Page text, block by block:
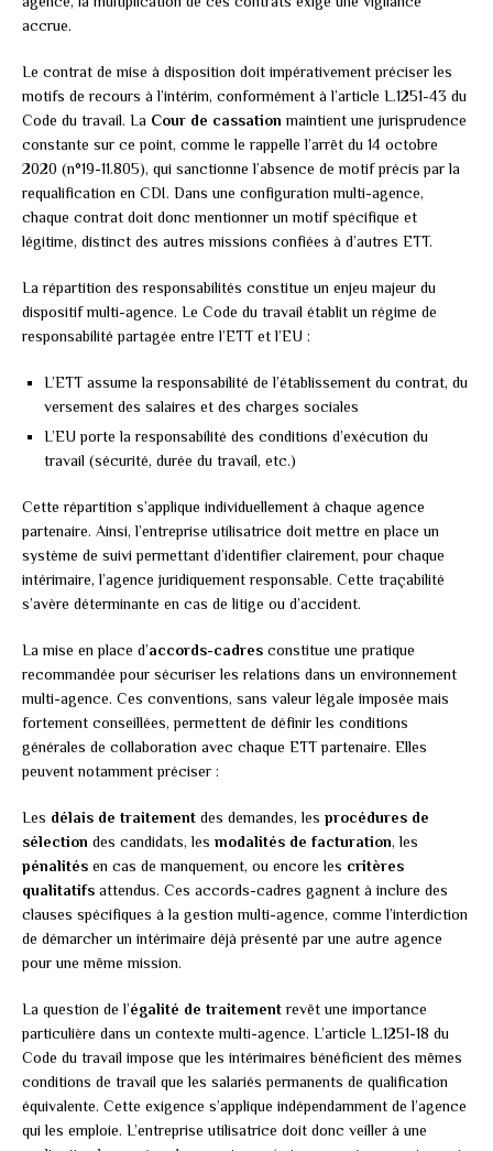
accrue.
Le contrat de mise à disposition doit impérativement préciser les
motifs de recours à l’intérim, conformément à l’article L.1251-43 du
Code du travail. La Cour de cassation maintient une jurisprudence
constante sur ce point, comme le rappelle l’arrêt du 14 octobre
2020 (n°19-11.805), qui sanctionne l’absence de motif précis par la
requalification en CDI. Dans une configuration multi-agence,
chaque contrat doit donc mentionner un motif spécifique et
légitime, distinct des autres missions confiées à d’autres ETT.
La répartition des responsabilités constitue un enjeu majeur du
dispositif multi-agence. Le Code du travail établit un régime de
responsabilité partagée entre l’ETT et l’EU :
L’ETT assume la responsabilité de l’établissement du contrat, du
versement des salaires et des charges sociales
L’EU porte la responsabilité des conditions d’exécution du
travail (sécurité, durée du travail, etc.)
Cette répartition s’applique individuellement à chaque agence
partenaire. Ainsi, l’entreprise utilisatrice doit mettre en place un
système de suivi permettant d’identifier clairement, pour chaque
intérimaire, l’agence juridiquement responsable. Cette traçabilité
s’avère déterminante en cas de litige ou d’accident.
La mise en place d’accords-cadres constitue une pratique
recommandée pour sécuriser les relations dans un environnement
multi-agence. Ces conventions, sans valeur légale imposée mais
fortement conseillées, permettent de définir les conditions
générales de collaboration avec chaque ETT partenaire. Elles
peuvent notamment préciser :
Les délais de traitement des demandes, les procédures de
sélection des candidats, les modalités de facturation, les
pénalités en cas de manquement, ou encore les critères
qualitatifs attendus. Ces accords-cadres gagnent à inclure des
clauses spécifiques à la gestion multi-agence, comme l’interdiction
de démarcher un intérimaire déjà présenté par une autre agence
pour une même mission.
La question de l’égalité de traitementrevêt une importance
particulière dans un contexte multi-agence. L’article L.1251-18 du
Code du travail impose que les intérimaires bénéficient des mêmes
conditions de travail que les salariés permanents de qualification
équivalente. Cette exigence s’applique indépendamment de l’agence
qui les emploie. L’entreprise utilisatrice doit donc veiller à une